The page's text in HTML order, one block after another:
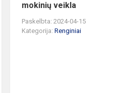
mokinių veikla
Paskelbta: 2024-04-15
Kategorija:Renginiai